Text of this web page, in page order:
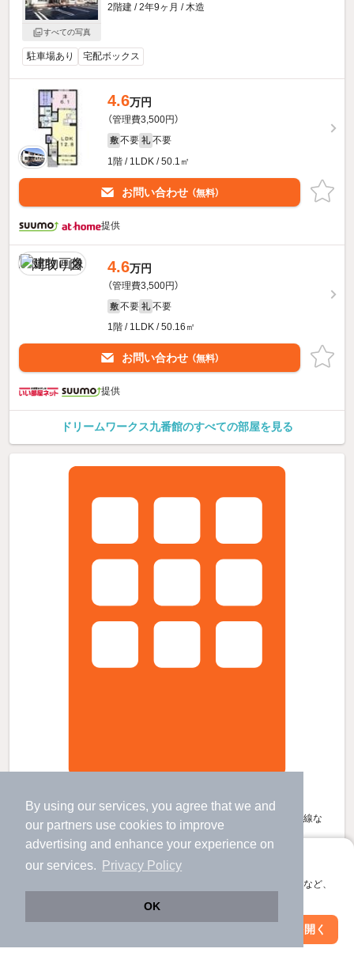
By using our services, you agree that we and
our partners use cookies to improve
advertising and enhance your experience on
our services.
Privacy Policy
OK
アプリに切り替えて、サクサクお部屋探し
会員登録なしですぐ使える。マップ検索やお気に入り保存など、
アプリを開く
すべての写真
2階建 / 2年9ヶ月 / 木造
駐車場あり 宅配ボックス
4.6万円
（管理費3,500円）
敷 不要 礼 不要
1階 / 1LDK / 50.1㎡
お問い合わせ （無料）
提供
4.6万円
（管理費3,500円）
敷 不要 礼 不要
1階 / 1LDK / 50.16㎡
お問い合わせ （無料）
提供
ドリームワークス九番館のすべての部屋を見る
すべての写真
石越駅 バス 6分 歩8分 （東北線）
くりこま高原駅 バス
分 （東北新幹線な
ど）
宮城県栗原市若柳字川南道伝前
2階建 / 2年11ヶ月 / 木造
駐車場あり 駐輪場あり 宅配ボックス
絞り込み条件を変更